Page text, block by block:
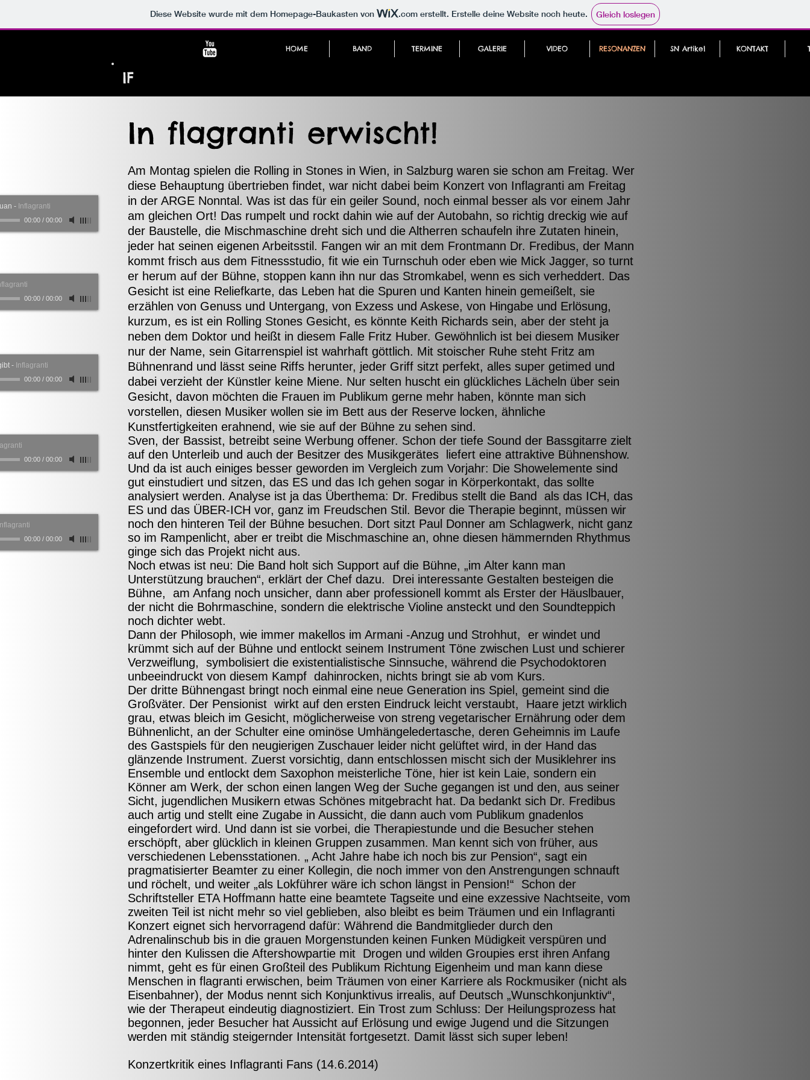
Diese Website wurde mit dem Homepage-Baukasten von .com erstellt. Erstelle deine Website noch heute. Gleich loslegen
HOME BAND TERMINE GALERIE VIDEO RESONANZEN SN Artikel KONTAKT
IF
In flagranti erwischt!
Am Montag spielen die Rolling in Stones in Wien, in Salzburg waren sie schon am Freitag. Wer
diese Behauptung übertrieben findet, war nicht dabei beim Konzert von Inflagranti am Freitag
in der ARGE Nonntal. Was ist das für ein geiler Sound, noch einmal besser als vor einem Jahr
am gleichen Ort! Das rumpelt und rockt dahin wie auf der Autobahn, so richtig dreckig wie auf
der Baustelle, die Mischmaschine dreht sich und die Altherren schaufeln ihre Zutaten hinein,
jeder hat seinen eigenen Arbeitsstil. Fangen wir an mit dem Frontmann Dr. Fredibus, der Mann
kommt frisch aus dem Fitnessstudio, fit wie ein Turnschuh oder eben wie Mick Jagger, so turnt
er herum auf der Bühne, stoppen kann ihn nur das Stromkabel, wenn es sich verheddert. Das
Gesicht ist eine Reliefkarte, das Leben hat die Spuren und Kanten hinein gemeißelt, sie
erzählen von Genuss und Untergang, von Exzess und Askese, von Hingabe und Erlösung,
kurzum, es ist ein Rolling Stones Gesicht, es könnte Keith Richards sein, aber der steht ja
neben dem Doktor und heißt in diesem Falle Fritz Huber. Gewöhnlich ist bei diesem Musiker
nur der Name, sein Gitarrenspiel ist wahrhaft göttlich. Mit stoischer Ruhe steht Fritz am
Bühnenrand und lässt seine Riffs herunter, jeder Griff sitzt perfekt, alles super getimed und
dabei verzieht der Künstler keine Miene. Nur selten huscht ein glückliches Lächeln über sein
Gesicht, davon möchten die Frauen im Publikum gerne mehr haben, könnte man sich
vorstellen, diesen Musiker wollen sie im Bett aus der Reserve locken, ähnliche
Kunstfertigkeiten erahnend, wie sie auf der Bühne zu sehen sind.
Sven, der Bassist, betreibt seine Werbung offener. Schon der tiefe Sound der Bassgitarre zielt
auf den Unterleib und auch der Besitzer des Musikgerätes liefert eine attraktive Bühnenshow.
Und da ist auch einiges besser geworden im Vergleich zum Vorjahr: Die Showelemente sind
gut einstudiert und sitzen, das ES und das Ich gehen sogar in Körperkontakt, das sollte
analysiert werden. Analyse ist ja das Überthema: Dr. Fredibus stellt die Band als das ICH, das
ES und das ÜBER-ICH vor, ganz im Freudschen Stil. Bevor die Therapie beginnt, müssen wir
noch den hinteren Teil der Bühne besuchen. Dort sitzt Paul Donner am Schlagwerk, nicht ganz
so im Rampenlicht, aber er treibt die Mischmaschine an, ohne diesen hämmernden Rhythmus
ginge sich das Projekt nicht aus.
Noch etwas ist neu: Die Band holt sich Support auf die Bühne, „im Alter kann man
Unterstützung brauchen“, erklärt der Chef dazu. Drei interessante Gestalten besteigen die
Bühne, am Anfang noch unsicher, dann aber professionell kommt als Erster der Häuslbauer,
der nicht die Bohrmaschine, sondern die elektrische Violine ansteckt und den Soundteppich
noch dichter webt.
Dann der Philosoph, wie immer makellos im Armani -Anzug und Strohhut, er windet und
krümmt sich auf der Bühne und entlockt seinem Instrument Töne zwischen Lust und schierer
Verzweiflung, symbolisiert die existentialistische Sinnsuche, während die Psychodoktoren
unbeeindruckt von diesem Kampf dahinrocken, nichts bringt sie ab vom Kurs.
Der dritte Bühnengast bringt noch einmal eine neue Generation ins Spiel, gemeint sind die
Großväter. Der Pensionist wirkt auf den ersten Eindruck leicht verstaubt, Haare jetzt wirklich
grau, etwas bleich im Gesicht, möglicherweise von streng vegetarischer Ernährung oder dem
Bühnenlicht, an der Schulter eine ominöse Umhängeledertasche, deren Geheimnis im Laufe
des Gastspiels für den neugierigen Zuschauer leider nicht gelüftet wird, in der Hand das
glänzende Instrument. Zuerst vorsichtig, dann entschlossen mischt sich der Musiklehrer ins
Ensemble und entlockt dem Saxophon meisterliche Töne, hier ist kein Laie, sondern ein
Könner am Werk, der schon einen langen Weg der Suche gegangen ist und den, aus seiner
Sicht, jugendlichen Musikern etwas Schönes mitgebracht hat. Da bedankt sich Dr. Fredibus
auch artig und stellt eine Zugabe in Aussicht, die dann auch vom Publikum gnadenlos
eingefordert wird. Und dann ist sie vorbei, die Therapiestunde und die Besucher stehen
erschöpft, aber glücklich in kleinen Gruppen zusammen. Man kennt sich von früher, aus
verschiedenen Lebensstationen. „ Acht Jahre habe ich noch bis zur Pension“, sagt ein
pragmatisierter Beamter zu einer Kollegin, die noch immer von den Anstrengungen schnauft
und röchelt, und weiter „als Lokführer wäre ich schon längst in Pension!“ Schon der
Schriftsteller ETA Hoffmann hatte eine beamtete Tagseite und eine exzessive Nachtseite, vom
zweiten Teil ist nicht mehr so viel geblieben, also bleibt es beim Träumen und ein Inflagranti
Konzert eignet sich hervorragend dafür: Während die Bandmitglieder durch den
Adrenalinschub bis in die grauen Morgenstunden keinen Funken Müdigkeit verspüren und
hinter den Kulissen die Aftershowpartie mit Drogen und wilden Groupies erst ihren Anfang
nimmt, geht es für einen Großteil des Publikum Richtung Eigenheim und man kann diese
Menschen in flagranti erwischen, beim Träumen von einer Karriere als Rockmusiker (nicht als
Eisenbahner), der Modus nennt sich Konjunktivus irrealis, auf Deutsch „Wunschkonjunktiv“,
wie der Therapeut eindeutig diagnostiziert. Ein Trost zum Schluss: Der Heilungsprozess hat
begonnen, jeder Besucher hat Aussicht auf Erlösung und ewige Jugend und die Sitzungen
werden mit ständig steigernder Intensität fortgesetzt. Damit lässt sich super leben!
Konzertkritik eines Inflagranti Fans (14.6.2014)
00:00/ 00:00
00:00/ 00:00
- Inflagranti
00:00/ 00:00
00:00/ 00:00
- Inflagranti
00:00/ 00:00